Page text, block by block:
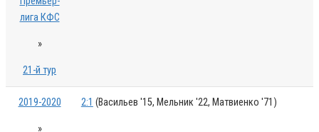
лига КФС
»
21-й тур
2019-2020
»
2:1 (Васильев '15, Мельник '22, Матвиенко '71)